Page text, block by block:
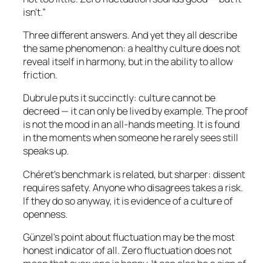
isn’t.”
Three different answers. And yet they all describe
the same phenomenon: a healthy culture does not
reveal itself in harmony, but in the ability to allow
friction.
Dubrule puts it succinctly: culture cannot be
decreed — it can only be lived by example. The proof
is not the mood in an all-hands meeting. It is found
in the moments when someone he rarely sees still
speaks up.
Chéret’s benchmark is related, but sharper: dissent
requires safety. Anyone who disagrees takes a risk.
If they do so anyway, it is evidence of a culture of
openness.
Günzel’s point about fluctuation may be the most
honest indicator of all. Zero fluctuation does not